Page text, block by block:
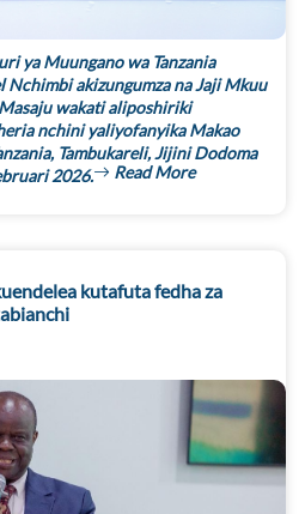
ya Muungano wa Tanzania
Nchimbi akizungumza na Jaji Mkuu
wakati aliposhiriki
nchini yaliyofanyika Makao
Tambukareli, Jijini Dodoma
2026.
Read More
kutafuta fedha za